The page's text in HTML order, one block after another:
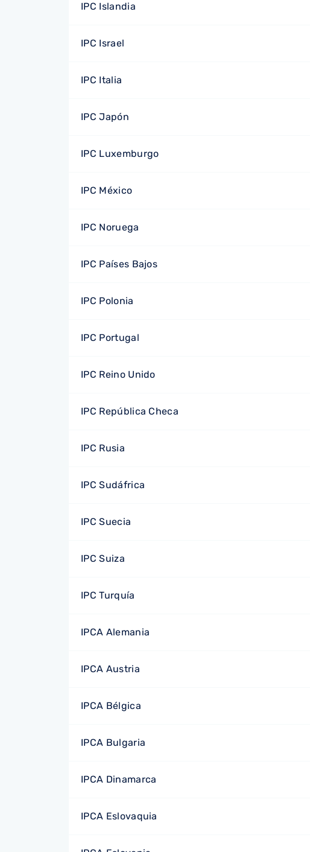
IPC Islandia
IPC Israel
IPC Italia
IPC Japón
IPC Luxemburgo
IPC México
IPC Noruega
IPC Países Bajos
IPC Polonia
IPC Portugal
IPC Reino Unido
IPC República Checa
IPC Rusia
IPC Sudáfrica
IPC Suecia
IPC Suiza
IPC Turquía
IPCA Alemania
IPCA Austria
IPCA Bélgica
IPCA Bulgaria
IPCA Dinamarca
IPCA Eslovaquia